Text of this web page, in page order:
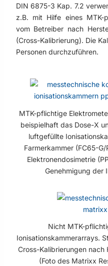
DIN 6875-3 Kap. 7.2
z.B. mit Hilfe eines MTK-
vom Betreiber nach
(Cross-Kalibrierung). Die
Personen durchzuführen.
MTK-pflichtige
beispielhaft das Dose-X
luftgefüllte
Farmerkammer (FC65-
Elektronendosimetrie
Genehmigung der
Nicht MTK-
Ionisationskammerarrays.
Cross-Kalibrierungen
(Foto des Matrixx